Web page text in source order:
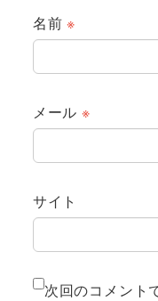
名前※
メール ※
サイト
次回のコメント